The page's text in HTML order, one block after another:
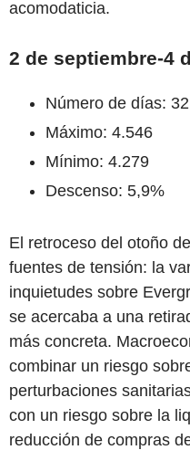
acomodaticia.
2 de septiembre-4
Número de días: 32
Máximo: 4.546
Mínimo: 4.279
Descenso: 5,9%
El retroceso del otoño
fuentes de tensión: la
inquietudes sobre
se acercaba a una r
más concreta.
combinar un riesgo
perturbaciones
con un riesgo sobre la
reducción de compras